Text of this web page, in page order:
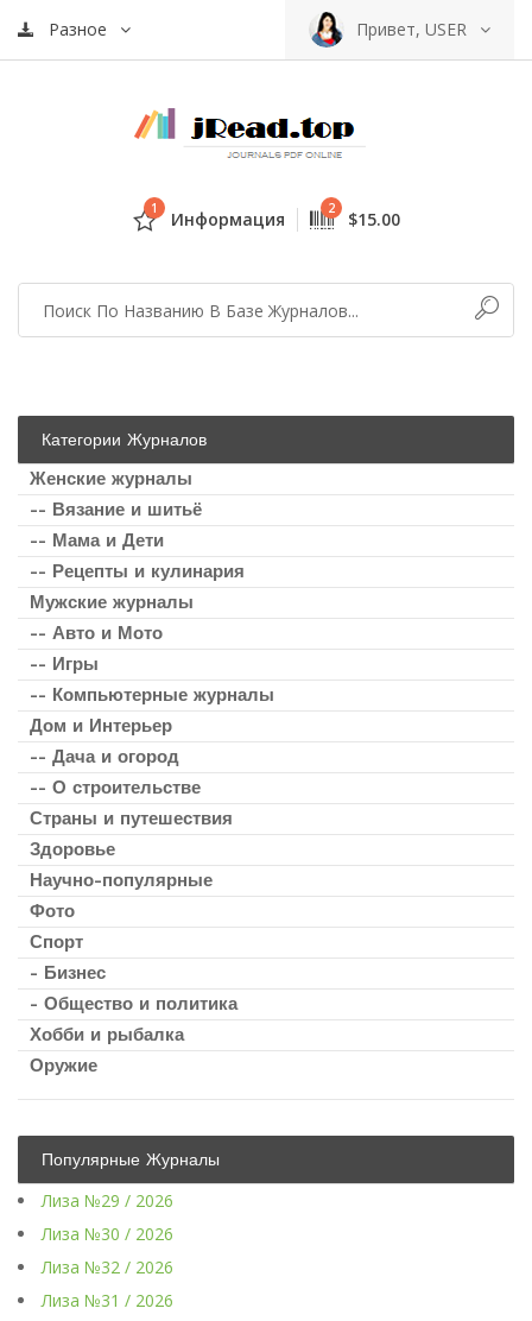
Разное Привет, USER
1 Информация 2 $15.00
Категории Журналов
Женские журналы
-- Вязание и шитьё
-- Мама и Дети
-- Рецепты и кулинария
Мужские журналы
-- Авто и Мото
-- Игры
-- Компьютерные журналы
Дом и Интерьер
-- Дача и огород
-- О строительстве
Страны и путешествия
Здоровье
Научно-популярные
Фото
Спорт
- Бизнес
- Общество и политика
Хобби и рыбалка
Оружие
Популярные Журналы
Лиза №29 / 2026
Лиза №30 / 2026
Лиза №32 / 2026
Лиза №31 / 2026